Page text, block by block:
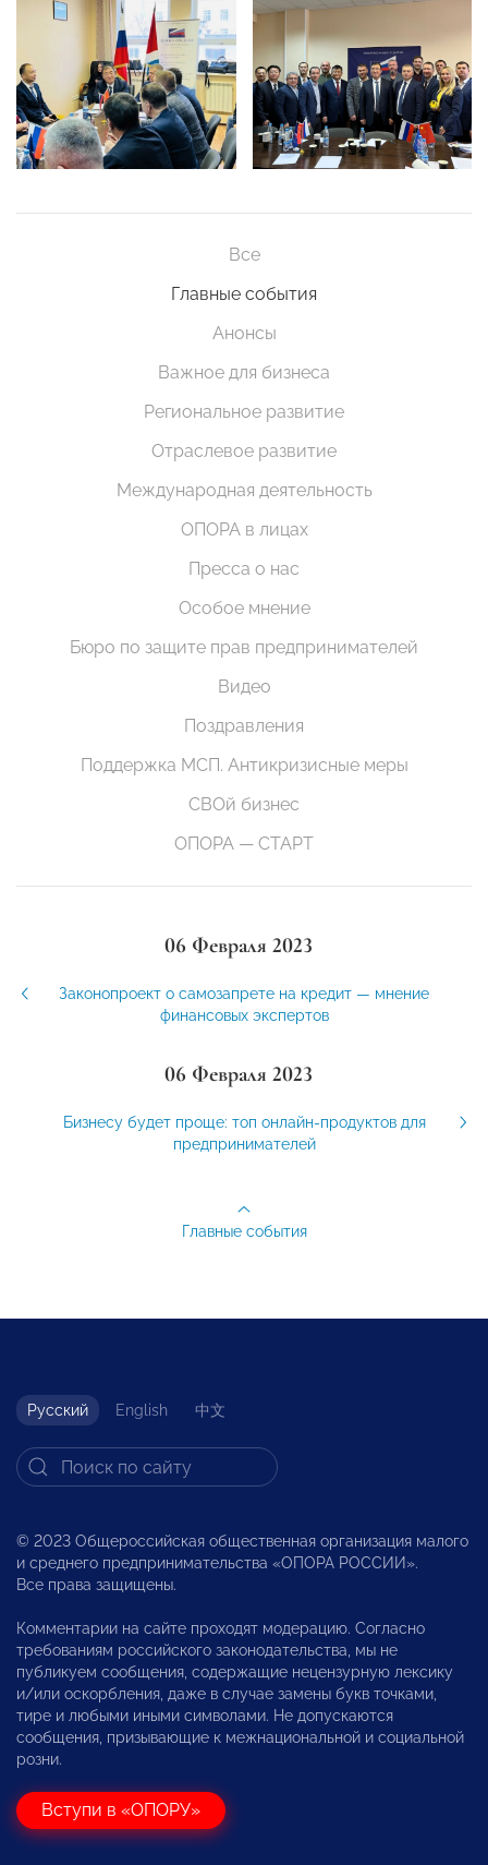
Все
Главные события
Анонсы
Важное для бизнеса
Региональное развитие
Отраслевое развитие
Международная деятельность
ОПОРА в лицах
Пресса о нас
Особое мнение
Бюро по защите прав предпринимателей
Видео
Поздравления
Поддержка МСП. Антикризисные меры
СВОй бизнес
ОПОРА — СТАРТ
06 Февраля 2023
Законопроект о самозапрете на кредит — мнение
финансовых экспертов
06 Февраля 2023
Бизнесу будет проще: топ онлайн-продуктов для
предпринимателей
Главные события
Русский English 中文
© 2023 Общероссийская общественная организация малого
и среднего предпринимательства «ОПОРА РОССИИ».
Все права защищены.
Комментарии на сайте проходят модерацию. Согласно
требованиям российского законодательства, мы не
публикуем сообщения, содержащие нецензурную лексику
и/или оскорбления, даже в случае замены букв точками,
тире и любыми иными символами. Не допускаются
сообщения, призывающие к межнациональной и социальной
розни.
Вступи в «ОПОРУ»